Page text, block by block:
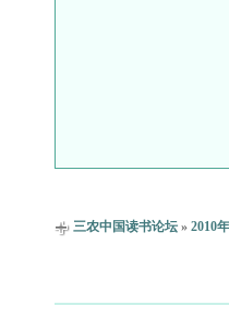
三农中国读书论坛 » 2010